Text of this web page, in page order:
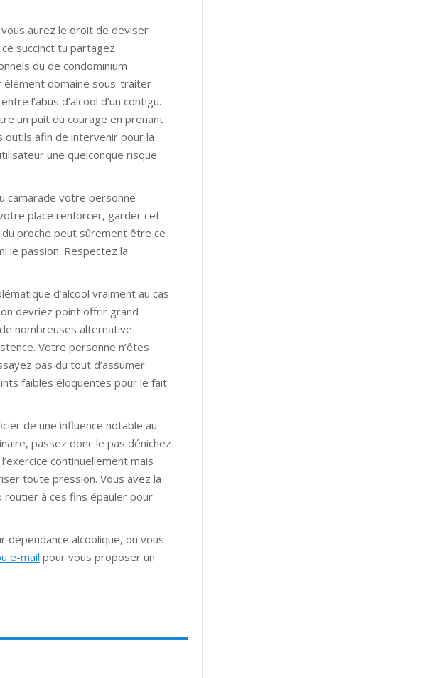
vous aurez le droit de deviser
succinct tu partagez
du de condominium
domaine sous-traiter
l’abus d’alcool d’un contigu.
un puit du courage en prenant
afin de intervenir pour la
une quelconque risque
camarade votre personne
place renforcer, garder cet
proche peut sûrement être ce
le passion. Respectez la
d’alcool vraiment au cas
devriez point offrir grand-
nombreuses alternative
Votre personne n’êtes
pas du tout d’assumer
faibles éloquentes pour le fait
de une influence notable au
passez donc le pas dénichez
continuellement mais
toute pression. Vous avez la
routier à ces fins épauler pour
dépendance alcoolique, ou vous
e-mail pour vous proposer un